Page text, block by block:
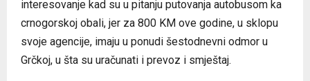
interesovanje kad su u pitanju putovanja autobusom ka
crnogorskoj obali, jer za 800 KM ove godine, u sklopu
svoje agencije, imaju u ponudi šestodnevni odmor u
Grčkoj, u šta su uračunati i prevoz i smještaj.